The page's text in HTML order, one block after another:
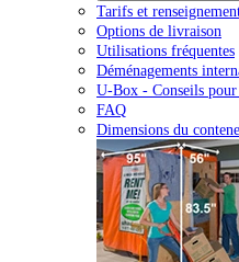
Tarifs et
Options de livraison
Utilisations fréquentes
Déménagements
U-Box - Conseils
FAQ
Dimensions du